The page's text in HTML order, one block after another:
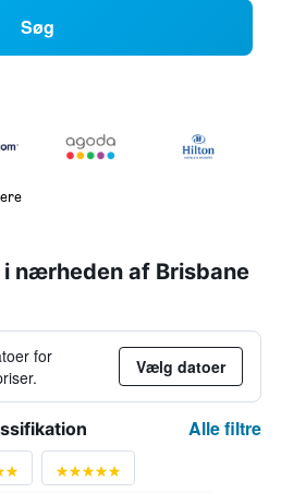
Søg
nærheden af Brisbane
for
Vælg datoer
Alle filtre